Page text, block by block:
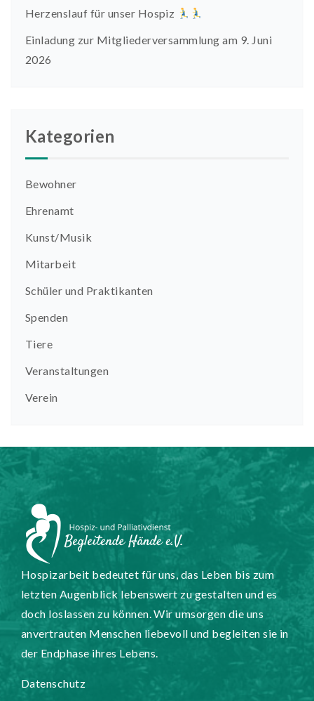
Herzenslauf für unser Hospiz
Einladung zur Mitgliederversammlung am 9. Juni
2026
Kategorien
Bewohner
Ehrenamt
Kunst/Musik
Mitarbeit
Schüler und Praktikanten
Spenden
Tiere
Veranstaltungen
Verein
Hospizarbeit bedeutet für uns, das Leben bis zum
letzten Augenblick lebenswert zu gestalten und es
doch loslassen zu können. Wir umsorgen die uns
anvertrauten Menschen liebevoll und begleiten sie in
der Endphase ihres Lebens.
Datenschutz